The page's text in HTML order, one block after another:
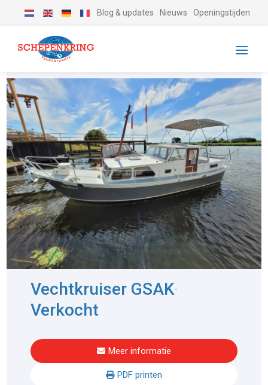
Blog & updates Nieuws Openingstijden
Vechtkruiser GSAK-
Verkocht
Meer informatie
PDF printen